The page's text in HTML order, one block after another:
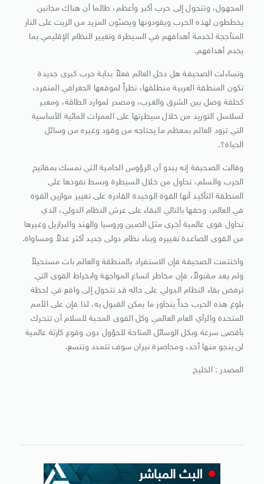
المجهول، وتتحول إلى حرب أكبر وأعظم، طالما أن هناك مجانين
يخططون لهذه الحرب ويقودونها ويصبّون المزيد من الزيت على النار
المتأججة لخدمة أهدافهم في السيطرة وتغيير النظام الإقليمي بما
يخدم أهدافهم.
وتساءلت الصحيفة هل دخل العالم فعلاً بداية حرب كبرى جديدة
تكون المنطقة العربية منطلقها، نظراً لموقعها الجغرافي المتفرد،
كحلقة وصل بين الشرق والغرب، ومصدر لموارد الطاقة، ومعبر
لسلاسل التوريد من خلال سيطرتها على الممرات المائية الأساسية
التي تزود العالم بمعظم ما يحتاجه من وقود وغيره من وسائل
الحياة؟.
وقالت الصحيفة إنه يبدو أن الرؤوس الحامية التي تمسك بمفاتيح
الحرب والسلم، تحاول من خلال السيطرة وبسط نفوذها على
المنطقة التأكيد أنها القوة الوحيدة القادرة على تغيير موازين القوة
في العالم، وحقها بالتالي البقاء على عرش النظام الدولي، الذي
تحاول قوى عالمية أخرى مثل الصين وروسيا والهند والبرازيل وغيرها
من القوى الصاعدة تغييره وبناء نظام دولى جديد أكثر عدلاً ومساواة.
واختتمت الصحيفة فإن الاستفراد بالمنطقة والعالم بات مستحيلاً
ولم يعد مقبولاً، فإن مخاطر اتساع المواجهة وانخراط القوى التي
ترفض بقاء النظام الدولي على حاله قد تتحول إلى واقع في لحظة
بلوغ هذه الحرب حداً يتجاوز ما يمكن القبول به. لذا فإن على الأمم
المتحدة والرأي العام العالمي وكل القوى المحبة للسلام أن تتحرك
بأقصى سرعة وبكل الوسائل المتاحة للحؤول دون وقوع كارثة عالمية
لن ينجو منها أحد، ومحاصرة نيران سوف تتمدد وتتسع.
المصدر : الخليج